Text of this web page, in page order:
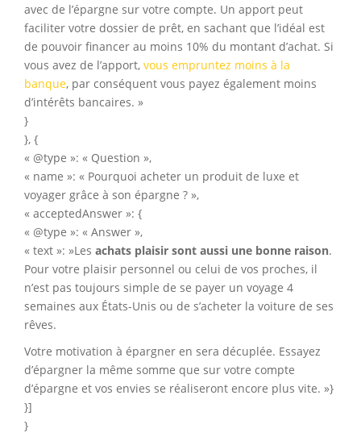
avec de l’épargne sur votre compte. Un apport peut
faciliter votre dossier de prêt, en sachant que l’idéal est
de pouvoir financer au moins 10% du montant d’achat. Si
vous avez de l’apport, vous empruntez moins à la
banque, par conséquent vous payez également moins
d’intérêts bancaires. »
}
}, {
« @type »: « Question »,
« name »: « Pourquoi acheter un produit de luxe et
voyager grâce à son épargne ? »,
« acceptedAnswer »: {
« @type »: « Answer »,
« text »: »Les achats plaisir sont aussi une bonne raison.
Pour votre plaisir personnel ou celui de vos proches, il
n’est pas toujours simple de se payer un voyage 4
semaines aux États-Unis ou de s’acheter la voiture de ses
rêves.
Votre motivation à épargner en sera décuplée. Essayez
d’épargner la même somme que sur votre compte
d’épargne et vos envies se réaliseront encore plus vite. »}
}]
}